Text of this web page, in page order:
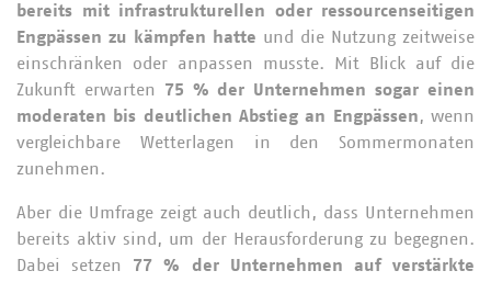
bereits mit infrastrukturellen oder ressourcenseitigen
Engpässen zu kämpfen hatte und die Nutzung zeitweise
einschränken oder anpassen musste. Mit Blick auf die
Zukunft erwarten 75 % der Unternehmen sogar einen
moderaten bis deutlichen Abstieg an Engpässen, wenn
vergleichbare Wetterlagen in den Sommermonaten
zunehmen.
Aber die Umfrage zeigt auch deutlich, dass Unternehmen
bereits aktiv sind, um der Herausforderung zu begegnen.
Dabei setzen 77 % der Unternehmen auf verstärkte